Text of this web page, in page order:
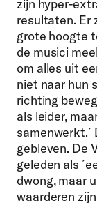
zijn hyper-
resultaten. Er
grote hoogte
de musici
om alles uit
niet naar hun
richting
als leider,
samenwerkt.´
gebleven. De
geleden als
dwong, maar
waarderen